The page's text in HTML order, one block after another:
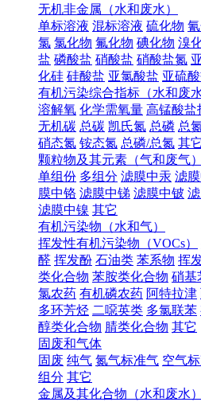
无机非金属（水和废水）
单标溶液 混标溶液 硫化物
氯 氯化物 氟化物 碘化物 溴
盐 磷酸盐 硝酸盐 硝酸盐氮
化硅 硅酸盐 亚氯酸盐 亚硫
有机污染综合指标（水和废水
溶解氧 化学需氧量 高锰酸盐
无机碳 总碳 凯氏氮 总磷 总
硝态氮 铵态氮 总磷/总氮 其它
颗粒物及其元素（气和废气）
单组份 多组分 滤膜中汞 滤
膜中铬 滤膜中锑 滤膜中铍
滤膜中镍 其它
有机污染物（水和气）
挥发性有机污染物（VOCs）
醛 挥发酚 石油类 苯系物 挥
类化合物 苯胺类化合物 硝基
氯农药 有机磷农药 阿特拉津
多环芳烃 二噁英类 多氯联苯
醇类化合物 腈类化合物 其它
固废和气体
固废 纯气 氮气标准气 空气
组分 其它
金属及其化合物（水和废水）